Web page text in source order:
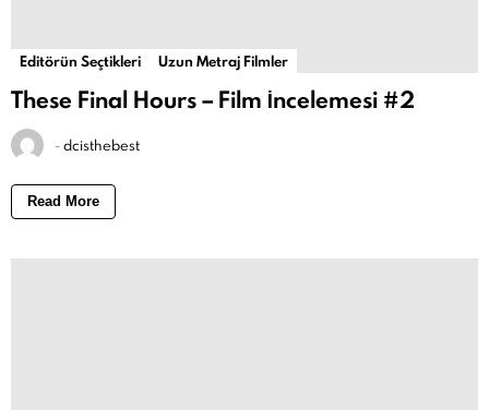
Editörün Seçtikleri Uzun Metraj Filmler
These Final Hours – Film İncelemesi #2
-dcisthebest
Read More